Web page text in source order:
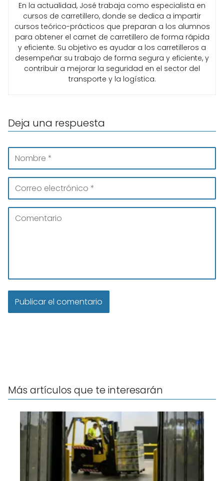
En la actualidad, José trabaja como especialista en
cursos de carretillero, donde se dedica a impartir
cursos teórico-prácticos que preparan a los alumnos
para obtener el carnet de carretillero de forma rápida
y eficiente. Su objetivo es ayudar a los carretilleros a
desempeñar su trabajo de forma segura y eficiente, y
contribuir a mejorar la seguridad en el sector del
transporte y la logística.
Deja una respuesta
Más artículos que te interesarán